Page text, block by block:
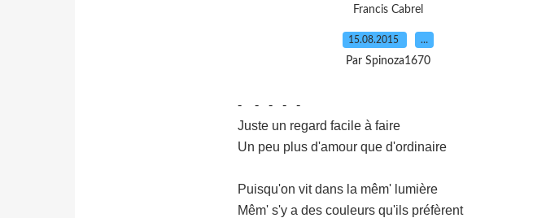
Francis Cabrel
15.08.2015 …
Par Spinoza1670
- - - - -
Juste un regard facile à faire
Un peu plus d'amour que d'ordinaire
Puisqu'on vit dans la mêm' lumière
Mêm' s'y a des couleurs qu'ils préfèrent